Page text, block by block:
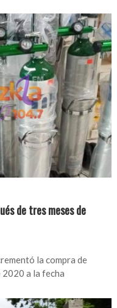
de tres meses de
la compra de
a la fecha